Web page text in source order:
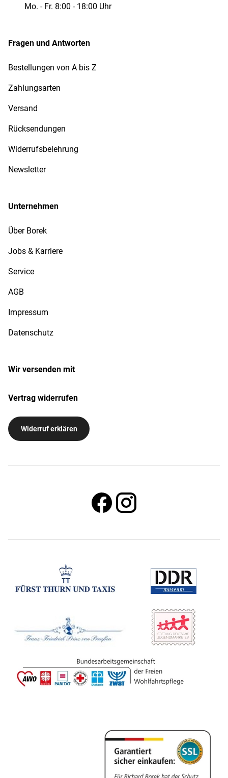
Mo. - Fr. 8:00 - 18:00 Uhr
Fragen und Antworten
Bestellungen von A bis Z
Zahlungsarten
Versand
Rücksendungen
Widerrufsbelehrung
Newsletter
Unternehmen
Über Borek
Jobs & Karriere
Service
AGB
Impressum
Datenschutz
Wir versenden mit
Vertrag widerrufen
Widerruf erklären